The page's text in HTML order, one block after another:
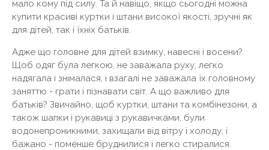
мало кому під силу. Та й навіщо, якщо сьогодні можна
купити красиві куртки і штани високої якості, зручні як
для дітей, так і їхніх батьків.
Адже що головне для дітей взимку, навесні і восени?
Щоб одяг була легкою, не заважала руху, легко
надягала і знімалася, і взагалі не заважала їх головному
заняттю - грати і пізнавати світ. А що важливо для
батьків? Звичайно, щоб куртки, штани та комбінезони, а
також шапки і рукавиці з рукавичками, були
водонепроникними, захищали від вітру і холоду, і
бажано - поменше бруднилися і легко стиралися.